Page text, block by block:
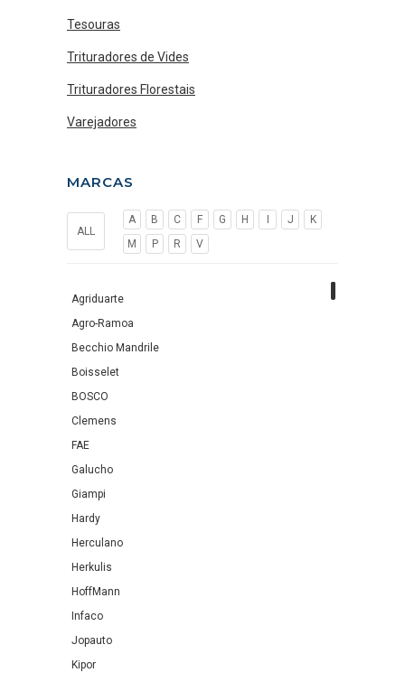
Tesouras
Trituradores de Vides
Trituradores Florestais
Varejadores
MARCAS
ALL
A B C F G H J
K
M
P R V
Agriduarte
Agro-Ramoa
Becchio Mandrile
Boisselet
BOSCO
Clemens
FAE
Galucho
Giampi
Hardy
Herculano
Herkulis
HoffMann
Infaco
Jopauto
Kipor